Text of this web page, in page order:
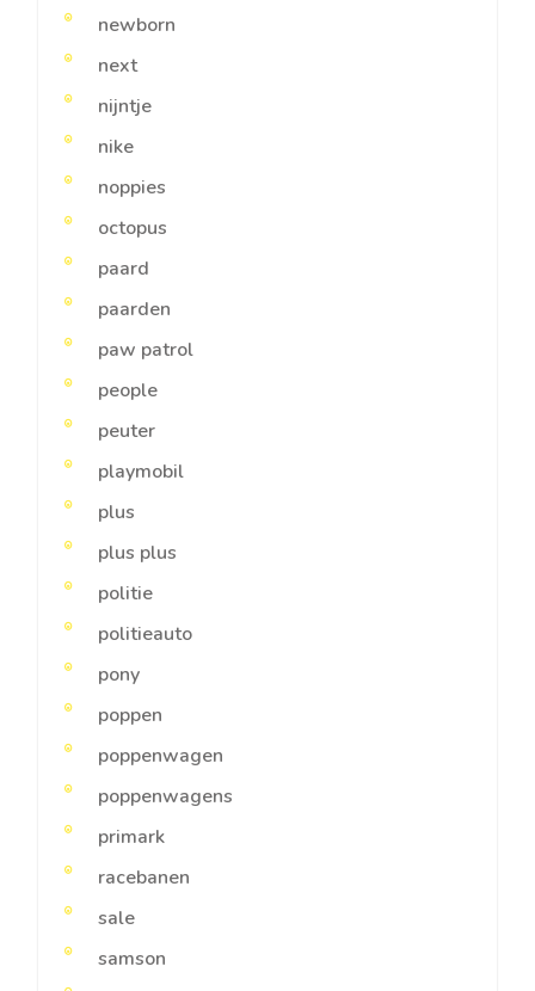
newborn
next
nijntje
nike
noppies
octopus
paard
paarden
paw patrol
people
peuter
playmobil
plus
plus plus
politie
politieauto
pony
poppen
poppenwagen
poppenwagens
primark
racebanen
sale
samson